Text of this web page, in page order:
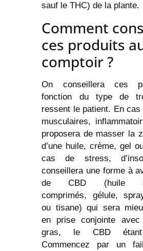
sauf le THC) de la plante.
Comment
ces produits
comptoir ?
On conseillera ces
fonction du type de
ressent le patient. En cas
musculaires,
proposera de masser la
d’une huile, crème, gel
cas de stress,
conseillera une forme à
de CBD (huile
comprimés, gélule,
ou tisane) qui sera
en prise conjointe
gras, le CBD étant
Commencez par un